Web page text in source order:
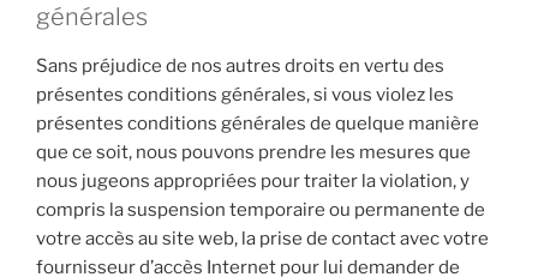
générales
Sans préjudice de nos autres droits en vertu des
présentes conditions générales, si vous violez les
présentes conditions générales de quelque manière
que ce soit, nous pouvons prendre les mesures que
nous jugeons appropriées pour traiter la violation, y
compris la suspension temporaire ou permanente de
votre accès au site web, la prise de contact avec votre
fournisseur d’accès Internet pour lui demander de